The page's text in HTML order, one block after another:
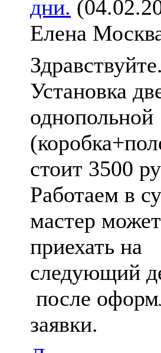
дни.
Елена
Здравствуйте.
Установка
однопольной
стоит 3500
Работаем в
мастер может
приехать на
следующий
после
заявки.